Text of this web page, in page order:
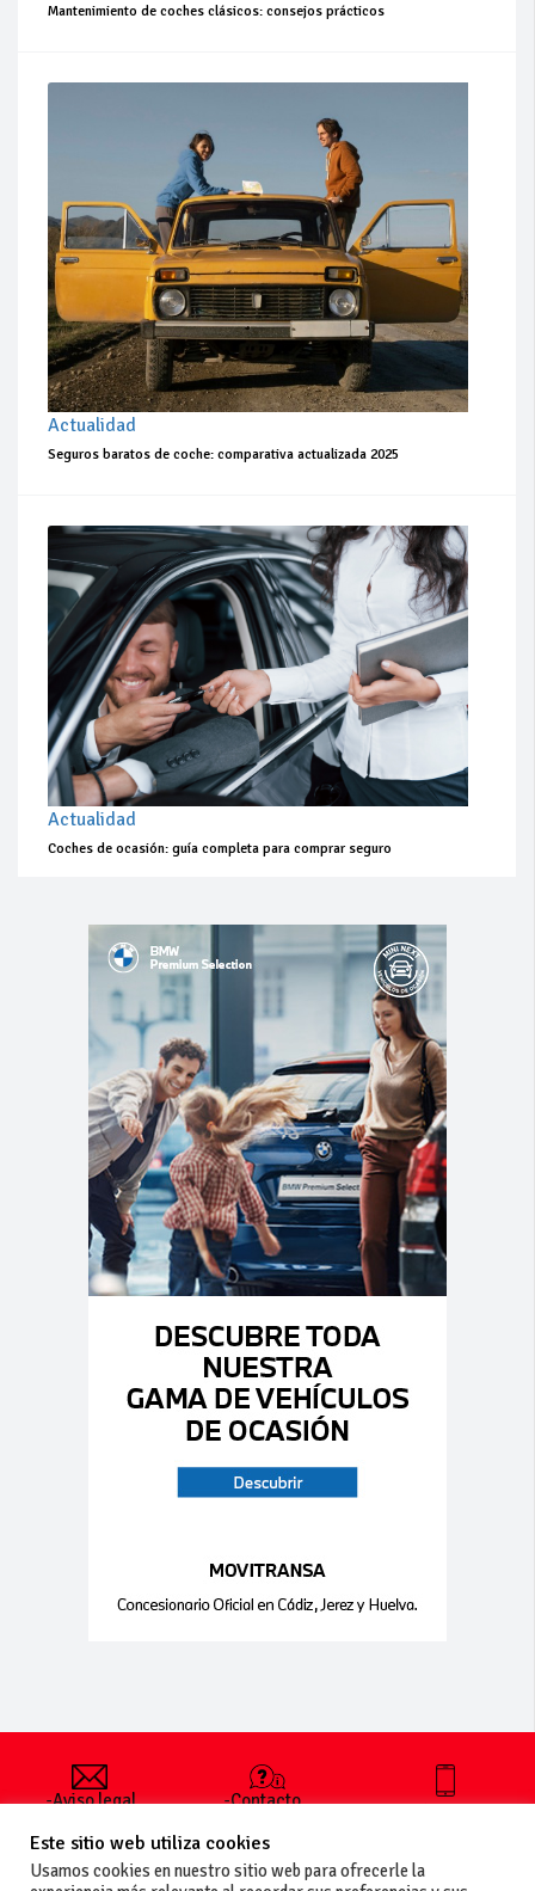
Mantenimiento de coches clásicos: consejos prácticos
Actualidad
Seguros baratos de coche: comparativa actualizada 2025
Actualidad
Coches de ocasión: guía completa para comprar seguro
-Aviso legal
generales
de uso
-Contacto
publicar un
anuncio
-Vende+
+34 627 35
Este sitio web utiliza cookies
Usamos cookies en nuestro sitio web para ofrecerle la